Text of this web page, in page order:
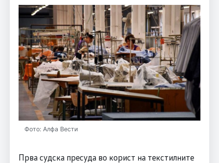
Фото: Алфа Вести
Прва судска пресуда во корист на текстилните